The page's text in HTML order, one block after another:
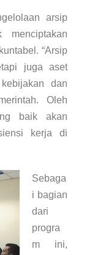
arsip
“Arsip
juga aset
dan
Oleh
baik akan
kerja di
Sebaga
i bagian
dari
progra
m ini,